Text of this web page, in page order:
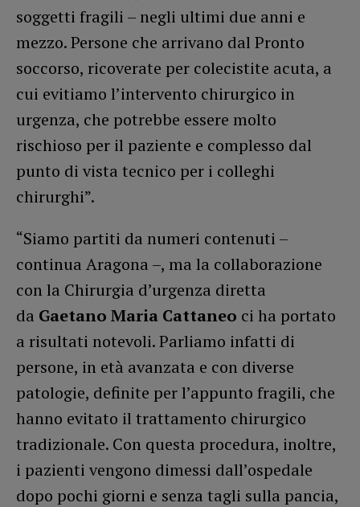
soggetti fragili – negli ultimi due anni e
mezzo. Persone che arrivano dal Pronto
soccorso, ricoverate per colecistite acuta, a
cui evitiamo l’intervento chirurgico in
urgenza, che potrebbe essere molto
rischioso per il paziente e complesso dal
punto di vista tecnico per i colleghi
chirurghi”.
“Siamo partiti da numeri contenuti –
continua Aragona –, ma la collaborazione
con la Chirurgia d’urgenza diretta
da Gaetano Maria Cattaneo ci ha portato
a risultati notevoli. Parliamo infatti di
persone, in età avanzata e con diverse
patologie, definite per l’appunto fragili, che
hanno evitato il trattamento chirurgico
tradizionale. Con questa procedura, inoltre,
i pazienti vengono dimessi dall’ospedale
dopo pochi giorni e senza tagli sulla pancia,